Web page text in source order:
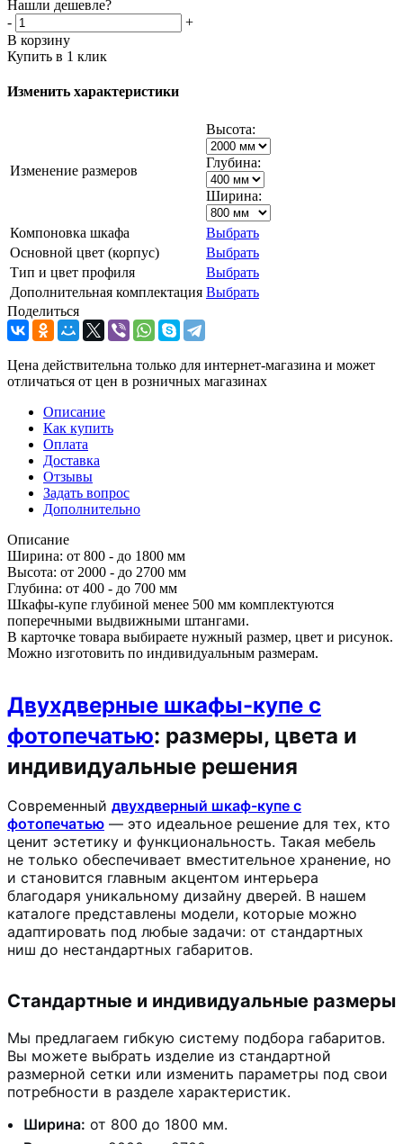
Нашли дешевле?
-
+
В корзину
Купить в 1 клик
Изменить характеристики
Изменение размеров
Высота:
Глубина:
Ширина:
Компоновка шкафа
Выбрать
Основной цвет (корпус)
Выбрать
Тип и цвет профиля
Выбрать
Дополнительная комплектация Выбрать
Поделиться
Цена действительна только для интернет-магазина и может
отличаться от цен в розничных магазинах
Описание
Как купить
Оплата
Доставка
Отзывы
Задать вопрос
Дополнительно
Описание
Ширина: от 800 - до 1800 мм
Высота: от 2000 - до 2700 мм
Глубина: от 400 - до 700 мм
Шкафы-купе глубиной менее 500 мм комплектуются
поперечными выдвижными штангами.
В карточке товара выбираете нужный размер, цвет и рисунок.
Можно изготовить по индивидуальным размерам.
Двухдверные шкафы-купе с
фотопечатью: размеры, цвета и
индивидуальные решения
Современный двухдверный шкаф-купе с
фотопечатью — это идеальное решение для тех, кто
ценит эстетику и функциональность. Такая мебель
не только обеспечивает вместительное хранение, но
и становится главным акцентом интерьера
благодаря уникальному дизайну дверей. В нашем
каталоге представлены модели, которые можно
адаптировать под любые задачи: от стандартных
ниш до нестандартных габаритов.
Стандартные и индивидуальные размеры
Мы предлагаем гибкую систему подбора габаритов.
Вы можете выбрать изделие из стандартной
размерной сетки или изменить параметры под свои
потребности в разделе характеристик.
Ширина: от 800 до 1800 мм.